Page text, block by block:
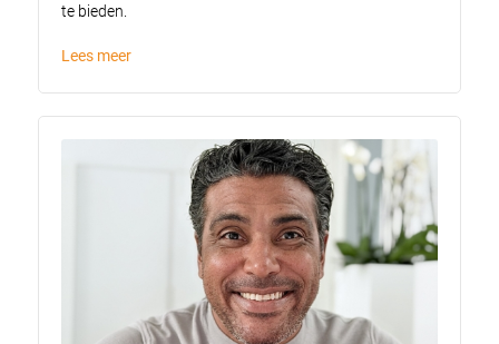
te bieden.
Lees meer